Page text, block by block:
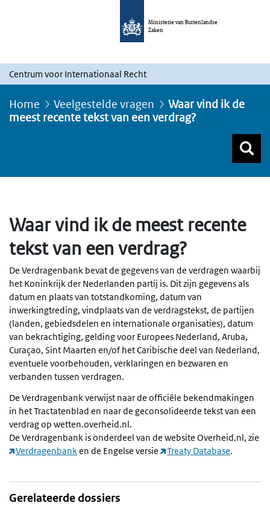
Ministerie van Buitenlandse
Zaken
Centrum voor Internationaal Recht
Home Veelgestelde vragen
Waar vind ik de
meest recente tekst van een verdrag?
Waar vind ik de meest recente
tekst van een verdrag?
De Verdragenbank bevat de gegevens van de verdragen waarbij
het Koninkrijk der Nederlanden partij is. Dit zijn gegevens als
datum en plaats van totstandkoming, datum van
inwerkingtreding, vindplaats van de verdragstekst, de partijen
(landen, gebiedsdelen en internationale organisaties), datum
van bekrachtiging, gelding voor Europees Nederland, Aruba,
Curaçao, Sint Maarten en/of het Caribische deel van Nederland,
eventuele voorbehouden, verklaringen en bezwaren en
verbanden tussen verdragen.
De Verdragenbank verwijst naar de officiële bekendmakingen
in het Tractatenblad en naar de geconsolideerde tekst van een
verdrag op wetten.overheid.nl.
De Verdragenbank is onderdeel van de website Overheid.nl, zie
Verdragenbanken de Engelse versie Treaty Database.
Gerelateerde dossiers